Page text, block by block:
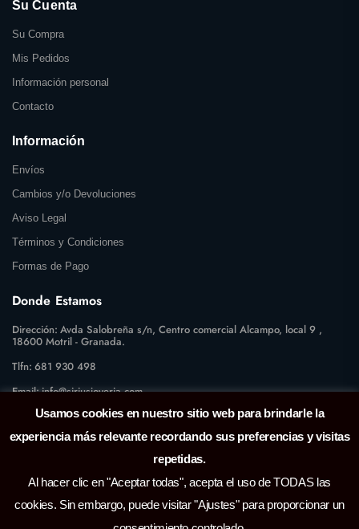
Su Cuenta
Su Compra
Mis Pedidos
Información personal
Contacto
Información
Envíos
Cambios y/o Devoluciones
Aviso Legal
Términos y Condiciones
Formas de Pago
Donde Estamos
Tlfn: 681 930 498
Email:info@siriusjoyeria.com
Dirección: Avda Salobreña s/n, Centro comercial Alcampo, local 9 ,
18600 Motril - Granada.
Usamos cookies en nuestro sitio web para brindarle la
experiencia más relevante recordando sus preferencias y visitas
repetidas.
Al hacer clic en "Aceptar todas", acepta el uso de TODAS las
cookies. Sin embargo, puede visitar "Ajustes" para proporcionar un